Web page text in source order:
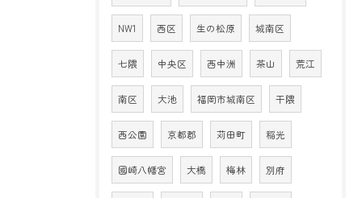
NW1 西区 生の松原 城南区
七隈 中央区 西中洲 茶山 荒江
南区 大池 福岡市城南区 干隈
西公園 京都郡 苅田町 稲光
國崎八幡宮 大橋 梅林 別府